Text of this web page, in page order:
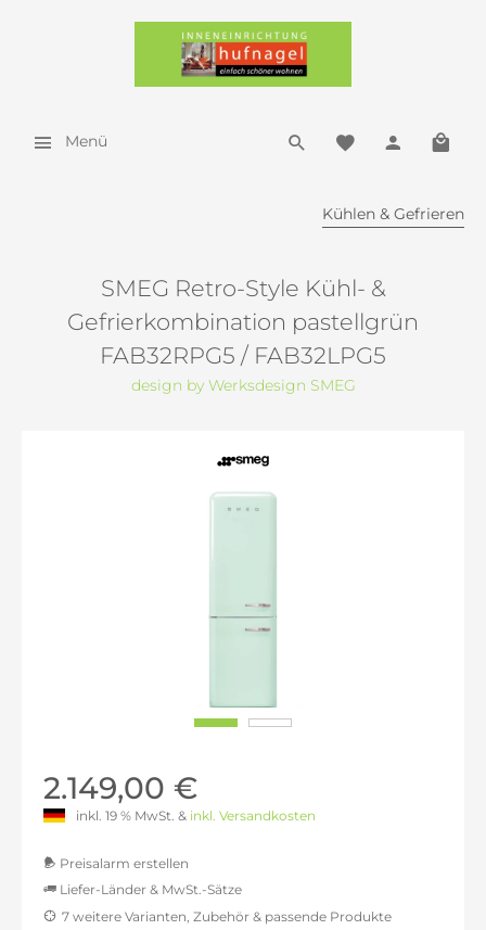
Menü
Kühlen & Gefrieren
SMEG Retro-Style Kühl- &
Gefrierkombination pastellgrün
FAB32RPG5 / FAB32LPG5
design by Werksdesign SMEG
2.149,00 €
inkl. 19 % MwSt. & inkl. Versandkosten
Preisalarm erstellen
Liefer-Länder & MwSt.-Sätze
7 weitere Varianten, Zubehör & passende Produkte